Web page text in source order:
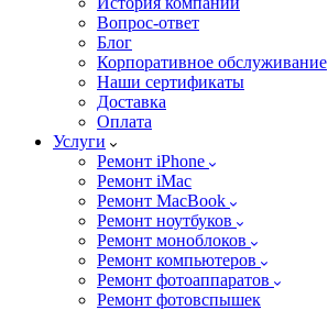
Вопрос-ответ
Блог
Корпоративное обслуживание
Наши сертификаты
Доставка
Оплата
Услуги
Ремонт iPhone
Ремонт iMac
Ремонт MacBook
Ремонт ноутбуков
Ремонт моноблоков
Ремонт компьютеров
Ремонт фотоаппаратов
Ремонт фотовспышек